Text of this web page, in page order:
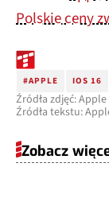
Polskie ceny
Źródła zdjęć: Apple
Źródła tekstu:
Zobacz